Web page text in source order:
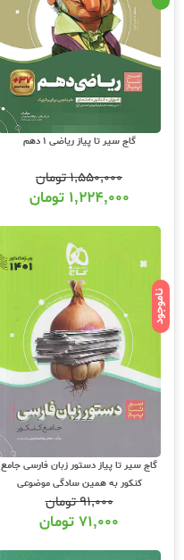
گاج سیر تا پیاز ریاضی 1 دهم
۱,۵۵۰,۰۰۰تومان
۱,۲۲۴,۰۰۰ تومان
ناموجود
گاج سیر تا پیاز دستور زبان فارسی جامع
کنکور به همین سادگی موضوعی
۹۱,۰۰۰تومان
۷۱,۰۰۰ تومان